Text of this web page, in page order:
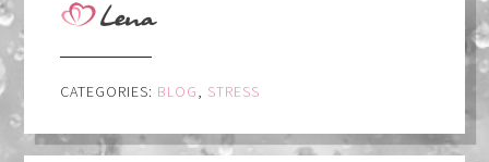
CATEGORIES: BLOG STRESS